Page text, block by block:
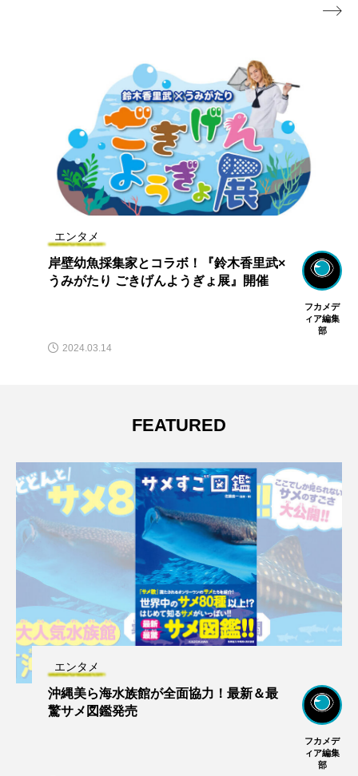
エンタメ
岸壁幼魚採集家とコラボ！『鈴木香里武×
うみがたり ごきげんようぎょ展』開催
フカメデ
ィア編集
部
2024.03.14

FEATURED
エンタメ
沖縄美ら海水族館が全面協力！最新＆最
驚サメ図鑑発売
フカメデ
ィア編集
部